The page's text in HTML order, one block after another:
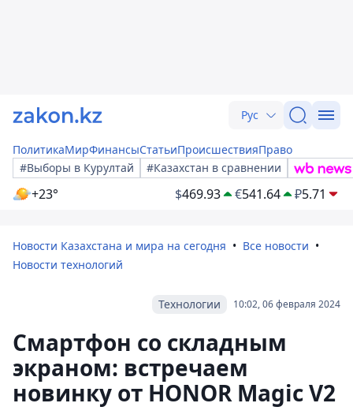
Рус
ПолитикаМирФинансыСтатьиПроисшествияПраво
#Выборы в Курултай
#Казахстан в сравнении
+23° $469.93 €541.64 ₽5.71
Новости Казахстана и мира на сегодня
Все новости
Новости технологий
10:02, 06 февраля 2024
Технологии
Смартфон со складным
экраном: встречаем
новинку от HONOR Magic V2